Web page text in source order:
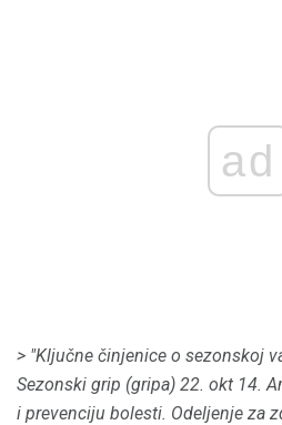
ad
> "Ključne činjenice o sezonskoj
Sezonski grip (gripa) 22. okt 14.
i prevenciju bolesti. Odeljenje za